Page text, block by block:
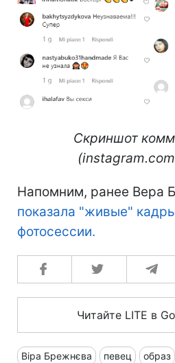
Скриншот
Напомним, ранее Вера
показала "живые"
фотосессии.
Читайте LITE в
Віра Брежнєва певец образ